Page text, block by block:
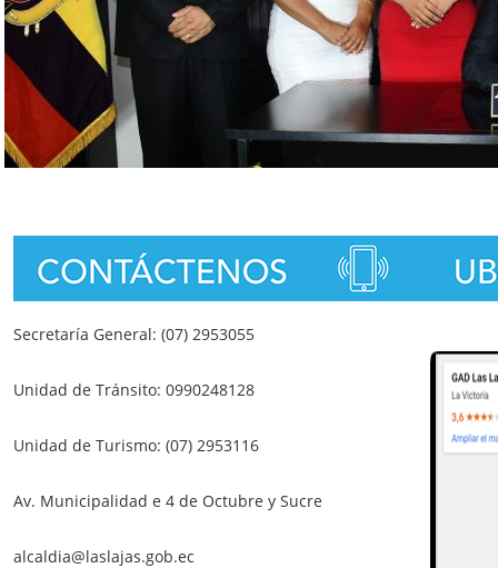
Secretaría General: (07) 2953055
Unidad de Tránsito: 0990248128
Unidad de Turismo: (07) 2953116
Av. Municipalidad e 4 de Octubre y Sucre
alcaldia@laslajas.gob.ec